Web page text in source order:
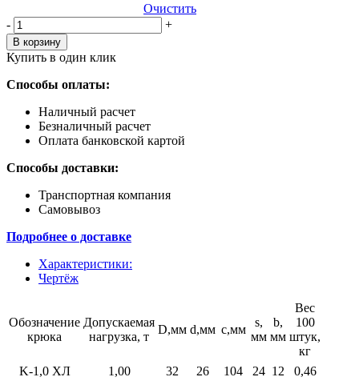
Очистить
Количество,
шт
- +
В корзину
Купить в один клик
Способы оплаты:
Наличный расчет
Безналичный расчет
Оплата банковской картой
Способы доставки:
Транспортная компания
Самовывоз
Подробнее о доставке
Характеристики:
Чертёж
Обозначение
крюка
Допускаемая
нагрузка, т
D,мм d,мм c,мм
s,
мм
b,
мм
Вес
100
штук,
кг
K-1,0 ХЛ
1,00 32 26 104 24 12
0,46